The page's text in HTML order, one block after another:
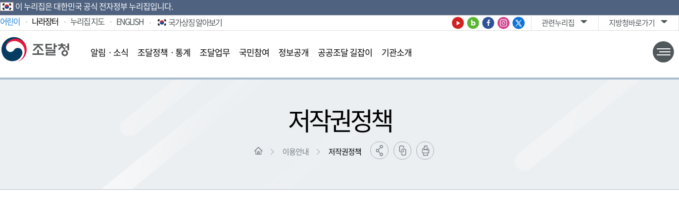
이 누리집은 대한민국 공식 전자정부 누리집입니다.
어린이
나라장터 누리집 지도 ENGLISH 국가상징 알아보기 관련누리집 지방청바로가기
알림ㆍ소식 조달정책ㆍ통계 조달업무 국민참여 정보공개 공공조달 길잡이 기관소개
저작권정책
이용안내 저작권정책